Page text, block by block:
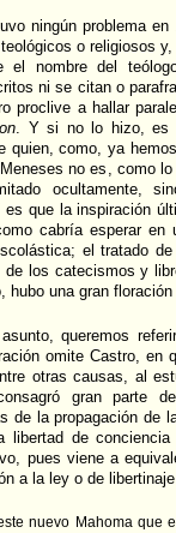
ningún problema
o religiosos
el nombre del
ni se citan o
proclive a hallar
. Y si no lo hizo, es
quien, como, ya
no es, como
ocultamente,
es que la inspiración
cabría esperar en
el tratado
los catecismos y
hubo una gran
queremos
omite Castro, en
otras causas, al
gran parte
de la propagación de
libertad de
pues viene a
a la ley o de
nuevo Mahoma que